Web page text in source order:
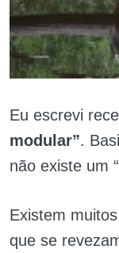
Eu escrevi
modular”.
não existe um
Existem
que se